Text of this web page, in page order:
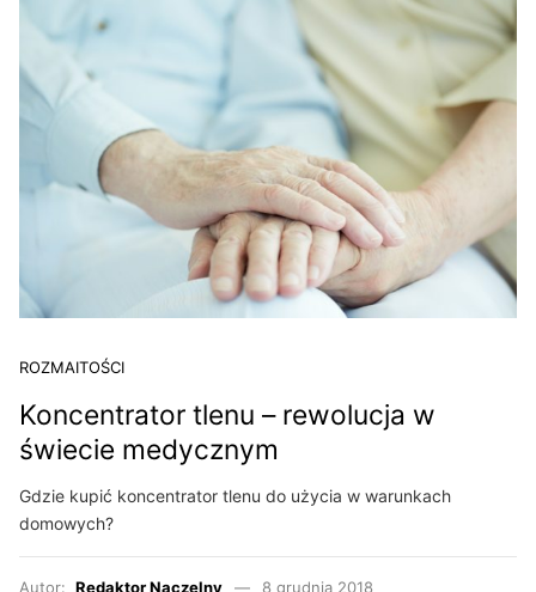
ROZMAITOŚCI
Koncentrator tlenu – rewolucja w
świecie medycznym
Gdzie kupić koncentrator tlenu do użycia w warunkach
domowych?
Autor: Redaktor Naczelny
8 grudnia 2018